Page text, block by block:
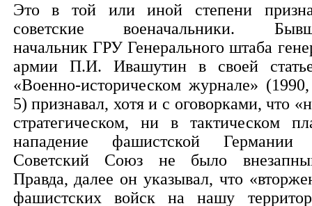
Это в той или иной степени
советские военачальники.
начальник ГРУ Генерального штаба
армии П.И. Ивашутин в своей
«Военно-историческом журнале»
5) признавал, хотя и с оговорками, что
стратегическом, ни в тактическом
нападение фашистской Германии
Советский Союз не было
Правда, далее он указывал, что
фашистских войск на нашу